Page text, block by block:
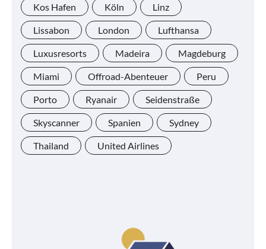
Kos Hafen Köln Linz
Lissabon London Lufthansa
Luxusresorts Madeira Magdeburg
Miami Offroad-Abenteuer Peru
Porto Ryanair Seidenstraße
Skyscanner Spanien Sydney
Thailand United Airlines